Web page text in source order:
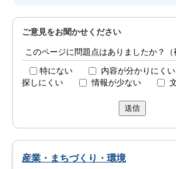
ご意見をお聞かせください
このページに問題点はありましたか？（
特にない 内容が分かりにくい
探しにくい
情報が少ない
送信
産業・まちづくり・環境